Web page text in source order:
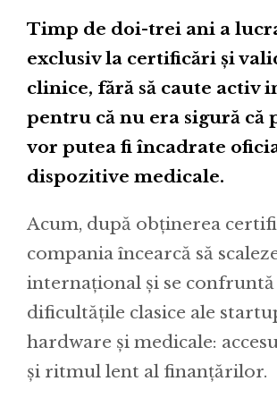
Timp de doi-trei ani a
exclusiv la certificări și
clinice, fără să caute activ
pentru că nu era sigură că
vor putea fi încadrate
dispozitive medicale.
Acum, după obținerea
compania încearcă să
internațional și se confruntă
dificultățile clasice ale
hardware și medicale:
și ritmul lent al finanțărilor.